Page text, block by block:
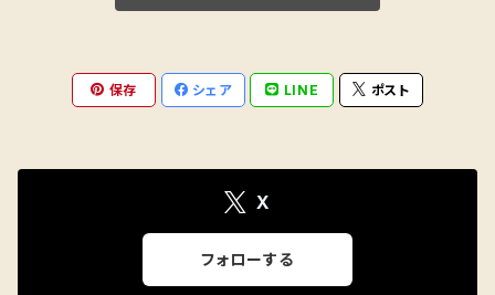
保存 シェア LINE ポスト
X
フォローする